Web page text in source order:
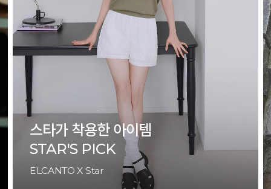
셀럽이 착용한 아이템
CELEB'S PICK
ELCANTO X Celeb